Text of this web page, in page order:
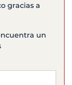
gracias a
un